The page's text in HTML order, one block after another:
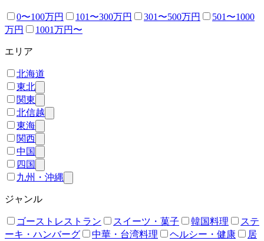
0〜100万円 101〜300万円 301〜500万円
501〜1000
万円
1001万円〜
エリア
北海道
東北
関東
北信越
東海
関西
中国
四国
九州・沖縄
ジャンル
ゴーストレストラン スイーツ・菓子 韓国料理
ステ
ーキ・ハンバーグ
中華・台湾料理 ヘルシー・健康
居